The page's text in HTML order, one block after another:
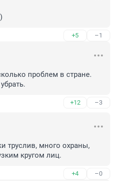
+5 –1
проблем в стране.
+12 –3
труслив, много охраны,
кругом лиц.
+4 –0